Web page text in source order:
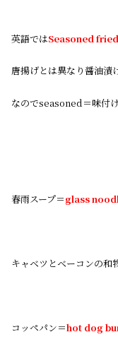
英語ではSeasoned
唐揚げとは異なり醤油漬
なのでseasoned＝味付
春雨スープ＝glass
キャベツとベーコンの和
コッペパン＝hot dog